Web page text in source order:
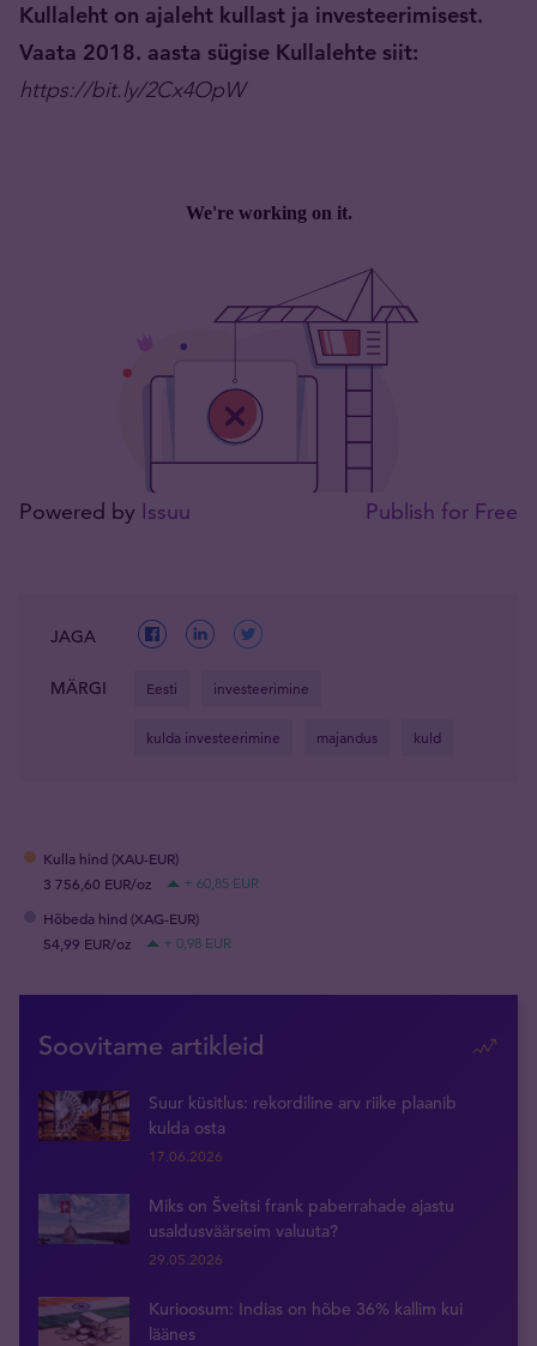
Kullaleht on ajaleht kullast ja investeerimisest.
Vaata 2018. aasta sügise Kullalehte siit:
https://bit.ly/2Cx4OpW
Powered by Issuu Publish for Free
JAGA
MÄRGI Eesti investeerimine
kulda investeerimine majandus kuld
Kulla hind (XAU-EUR)
3 756,60 EUR/oz
+ 60,85 EUR
Hõbeda hind (XAG-EUR)
54,99 EUR/oz
+ 0,98 EUR
Soovitame artikleid
Suur küsitlus: rekordiline arv riike plaanib
kulda osta
17.06.2026
Miks on Šveitsi frank paberrahade ajastu
usaldusväärseim valuuta?
29.05.2026
Kurioosum: Indias on hõbe 36% kallim kui
läänes